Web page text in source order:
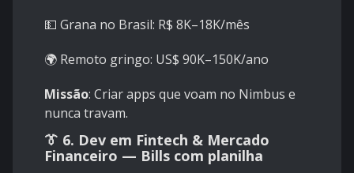
💵 Grana no Brasil: R$ 8K–18K/mês
🌍 Remoto gringo: US$ 90K–150K/ano
Missão: Criar apps que voam no Nimbus e
nunca travam.
👔 6. Dev em Fintech & Mercado
Financeiro — Bills com planilha